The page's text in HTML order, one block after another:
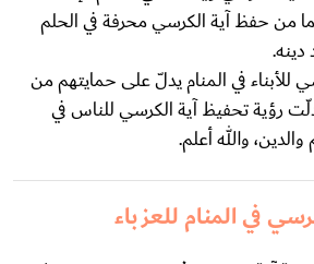
من حفظ آية الكرسي محرفة في الحلم
للأبناء في المنام يدلّ على حمايتهم من
رؤية تحفيظ آية الكرسي للناس في
والله أعلم.
في المنام للعزباء